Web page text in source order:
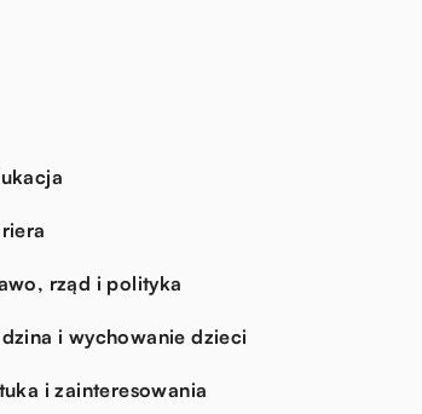
rząd i polityka
i wychowanie dzieci
i zainteresowania